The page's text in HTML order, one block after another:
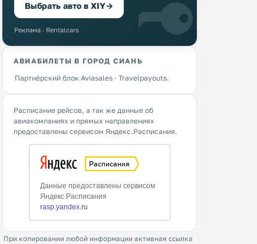
Выбрать авто в XIY→
Реклама · Rentalcars
АВИАБИЛЕТЫ В ГОРОД СИАНЬ
Партнёрский блок Aviasales · Travelpayouts.
Расписание рейсов, а так же данные об
авиакомпаниях и прямых направлениях
предоставлены сервисом Яндекс.Расписания.
При копировании любой информации активная ссылка